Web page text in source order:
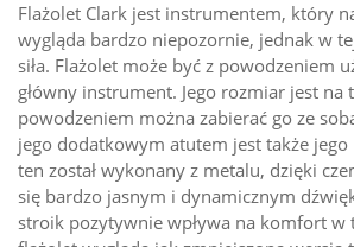
Flażolet Clark jest instrumentem, który
wygląda bardzo niepozornie, jednak w
siła. Flażolet może być z powodzeniem
główny instrument. Jego rozmiar jest na
powodzeniem można zabierać go ze
jego dodatkowym atutem jest także
ten został wykonany z metalu, dzięki
się bardzo jasnym i dynamicznym
stroik pozytywnie wpływa na komfort w